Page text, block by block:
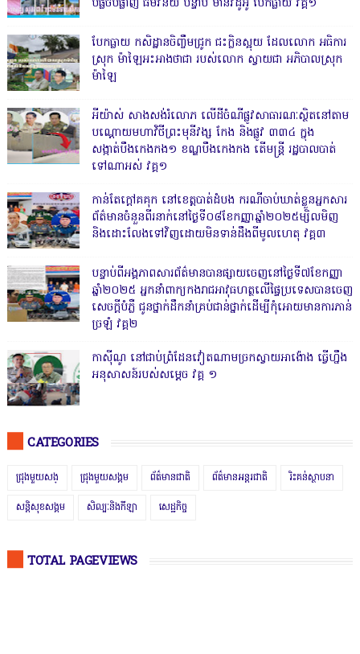
បំផ្លិចបំផ្លាញ ធម៌វិន័យ បន្ទាប់ មានវិដូអូ បែកធ្លាយ វគ្គ១
បែកធ្លាយ កសិដ្ឋានចិញ្ចឹមជ្រូក ជះក្លិនស្អុយ ដែលលោក អធិការ
ស្រុក ម៉ាឡៃអះអាងថាជា របស់លោក ស្វាយជា អភិបាលស្រុក
ម៉ាឡៃ
អីយ៉ាស់ សាងសង់រំលោភ លើដីចំណីផ្លូវសាធារណៈស្ថិតនៅតាម
បណ្ដោយមហាវិថីព្រះមុនីវង្ស កែង និងផ្លូវ ៣៣៤ ក្នុង
សង្កាត់បឹងកេងកង១ ខណ្ឌបឹងកេងកង តើមន្ត្រី រដ្ឋបាលបាត់
ទៅណាអស់ វគ្គ១
កាន់តែក្តៅគគុក នៅខេត្តបាត់ដំបង ករណីចាប់ឃាត់ខ្លួនអ្នកសារ
ព័ត៌មានចំនួនពីរនាក់នៅថ្ងៃទី០៨ខែកញ្ញាឆ្នាំ២០២៥ម្សិលមិញ
និងដោះលែងទៅវិញដោយមិនទាន់ដឹងពីមូលហេតុ វគ្គ៣
បន្ទាប់ពីអង្គភាពសារព័ត៌មានបានផ្សាយចេញនៅថ្ងៃទី៧ខែកញ្ញា
ឆ្នាំ២០២៥ អ្នកនាំពាក្យកងរាជអាវុធហត្ថលើផ្ទៃប្រទេសបានចេញ
សេចក្តីបំភ្លឺ ជូនថ្នាក់ដឹកនាំគ្រប់ជាន់ថ្នាក់ដើម្បីកុំអោយមានការភាន់
ច្រឡំ វគ្គ២
កាសុីណូ នៅជាប់ព្រំដែនវៀតណាមច្រកស្វាយអាង៉ោង ធ្វើហ្នឹង
អនុសាសន៍របស់សម្ដេច វគ្គ ១
CATEGORIES
ជ្រុងមួយសង្ ជ្រុងមួយសង្គម ព័ត៌មានជាតិ ព័ត៌មានអន្តរជាតិ រិះគន់ស្ថាបនា
សន្តិសុខសង្គម សិល្បៈនិងកីឡា សេដ្ឋកិច្ច
TOTAL PAGEVIEWS